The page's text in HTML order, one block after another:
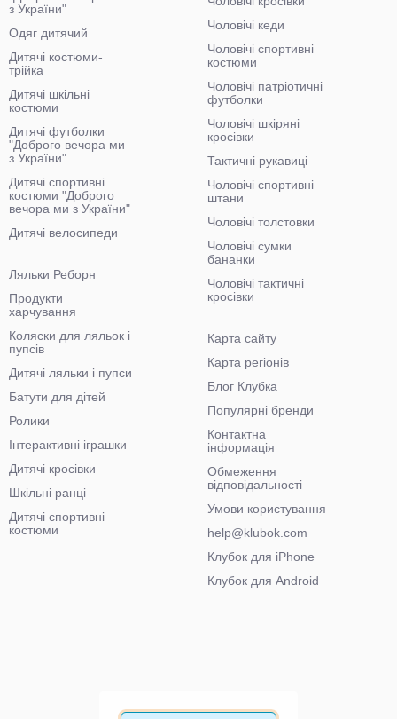
з України"
Одяг дитячий
Дитячі костюми-
трійка
Дитячі шкільні
костюми
Дитячі футболки
"Доброго вечора ми
з України"
Дитячі спортивні
костюми "Доброго
вечора ми з України"
Дитячі велосипеди
Чоловічі кеди
Чоловічі спортивні
костюми
Чоловічі патріотичні
футболки
Чоловічі шкіряні
кросівки
Тактичні рукавиці
Чоловічі спортивні
штани
Чоловічі толстовки
Чоловічі сумки
бананки
Чоловічі тактичні
кросівки
Ляльки Реборн
Продукти
харчування
Коляски для ляльок і
пупсів
Дитячі ляльки і пупси
Батути для дітей
Ролики
Інтерактивні іграшки
Дитячі кросівки
Шкільні ранці
Дитячі спортивні
костюми
Карта сайту
Карта регіонів
Блог Клубка
Популярні бренди
Контактна
інформація
Обмеження
відповідальності
Умови користування
help@klubok.com
Клубок для iPhone
Клубок для Android